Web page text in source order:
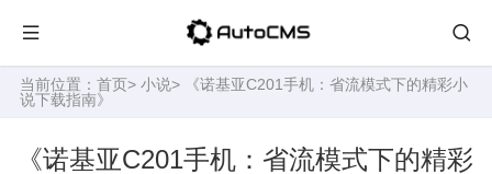
当前位置： 首页> 小说> 《诺基亚C201手机：省流模式下的精彩小
说下载指南》
《诺基亚C201手机：省流模式下的精彩